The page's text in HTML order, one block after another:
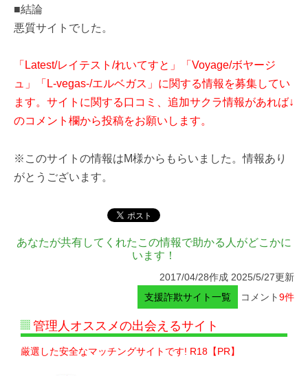
■結論
悪質サイトでした。
「Latest/レイテスト/れいてすと」「Voyage/ボヤージ
ュ」「L-vegas-/エルベガス」に関する情報を募集してい
ます。サイトに関する口コミ、追加サクラ情報があれば↓
のコメント欄から投稿をお願いします。
※このサイトの情報はM様からもらいました。情報あり
がとうございます。
あなたが共有してくれたこの情報で助かる人がどこかに
います！
2017/04/28作成 2025/5/27更新
支援詐欺サイト一覧
コメント9件
管理人オススメの出会えるサイト
厳選した安全なマッチングサイトです! R18【PR】